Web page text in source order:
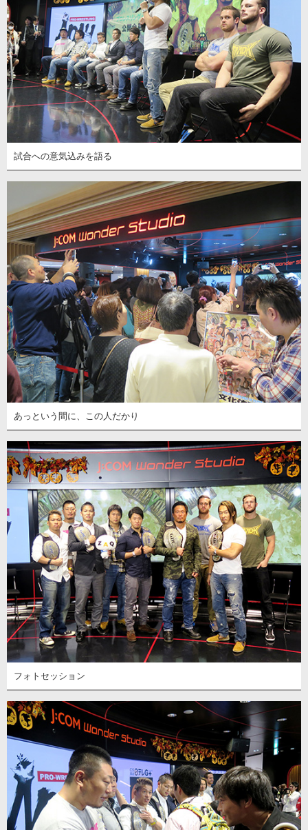
試合への意気込みを語る
あっという間に、この人だかり
フォトセッション